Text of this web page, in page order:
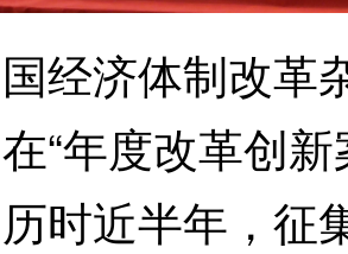
济体制改革
“年度改革创
时近半年，征